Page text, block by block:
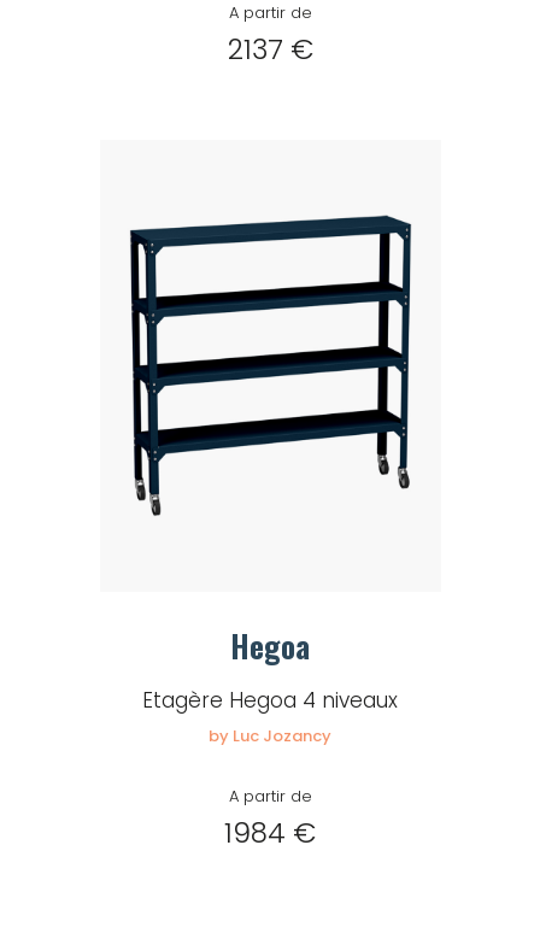
A partir de
2137 €
Hegoa
Etagère Hegoa 4 niveaux
by Luc Jozancy
A partir de
1984 €